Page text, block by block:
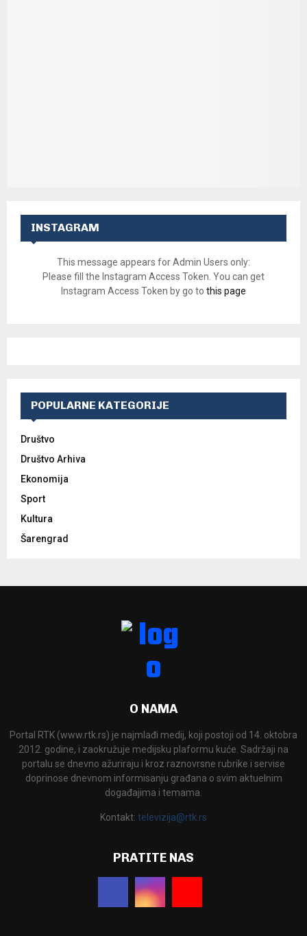
INSTAGRAM
This message appears for Admin Users only:
Please fill the Instagram Access Token. You can get
Instagram Access Token by go to this page
POPULARNE KATEGORIJE
Društvo
Društvo Arhiva
Ekonomija
Sport
Kultura
Šarengrad
O NAMA
Portal RTK (www.rtk.rs) je najmlađi medij, koji postoji od 14. oktobra
2012. godine, i zaokružuje medijsku plaformu kuće. Sadržaji na
portalu se dnevno ažuriraju i kroz raznovrsne rubrike i servise
doprinose dnevnom informisanju građana o svim aktuelnim
događajima i temama.
Kontakt: televizija@rtk.rs
PRATITE NAS